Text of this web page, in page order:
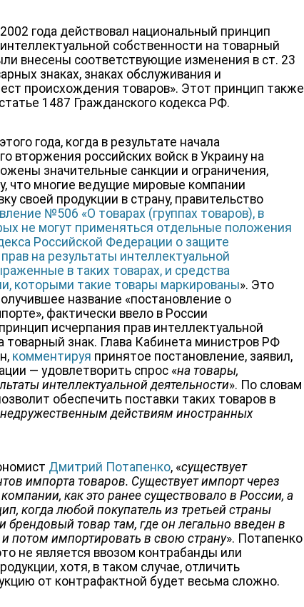
года действовал национальный принцип
собственности на товарный
внесены соответствующие изменения в ст. 23
знаках, знаках обслуживания и
происхождения товаров». Этот принцип также
1487 Гражданского кодекса РФ.
года, когда в результате начала
вторжения российских войск в Украину на
значительные санкции и ограничения,
что многие ведущие мировые компании
своей продукции в страну, правительство
№506 «О товарах (группах товаров), в
не могут применяться отдельные положения
Российской Федерации о защите
на результаты интеллектуальной
в таких товарах, и средства
которыми такие товары маркированы». Это
название «постановление о
фактически ввело в России
исчерпания прав интеллектуальной
товарный знак. Глава Кабинета министров РФ
комментируя принятое постановление, заявил,
— удовлетворить спрос «на товары,
интеллектуальной деятельности». По словам
обеспечить поставки таких товаров в
действиям иностранных
Дмитрий Потапенко, «существует
импорта товаров. Существует импорт через
как это ранее существовало в России, а
когда любой покупатель из третьей страны
брендовый товар там, где он легально введен в
потом импортировать в свою страну». Потапенко
не является ввозом контрабанды или
хотя, в таком случае, отличить
от контрафактной будет весьма сложно.